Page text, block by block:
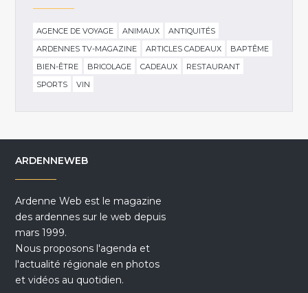
AGENCE DE VOYAGE ANIMAUX
ANTIQUITÉS
ARDENNES TV-MAGAZINE
ARTICLES CADEAUX
BAPTÊME
BIEN-ÊTRE
BRICOLAGE CADEAUX
RESTAURANT
SPORTS
VIN
ARDENNEWEB
Ardenne Web est le magazine
des ardennes sur le web depuis
mars 1999.
Nous proposons l'agenda et
l'actualité régionale en photos
et vidéos au quotidien.